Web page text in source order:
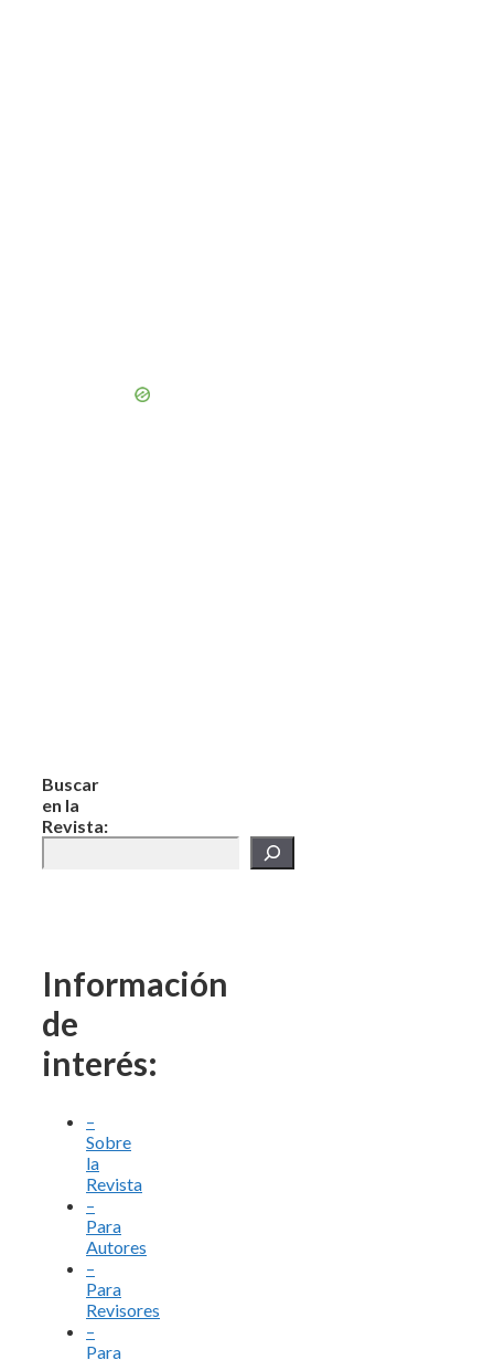
Buscar
en la
Revista:
Información
de
interés:
–
Sobre
la
Revista
–
Para
Autores
–
Para
Revisores
–
Para